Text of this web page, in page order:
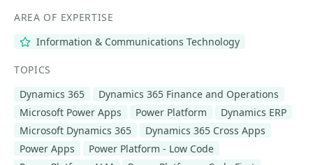
AREA OF EXPERTISE
Information & Communications Technology
TOPICS
Dynamics 365
Dynamics 365 Finance and Operations
Microsoft Power Apps
Power Platform
Dynamics ERP
Microsoft Dynamics 365
Dynamics 365 Cross Apps
Power Apps
Power Platform - Low Code